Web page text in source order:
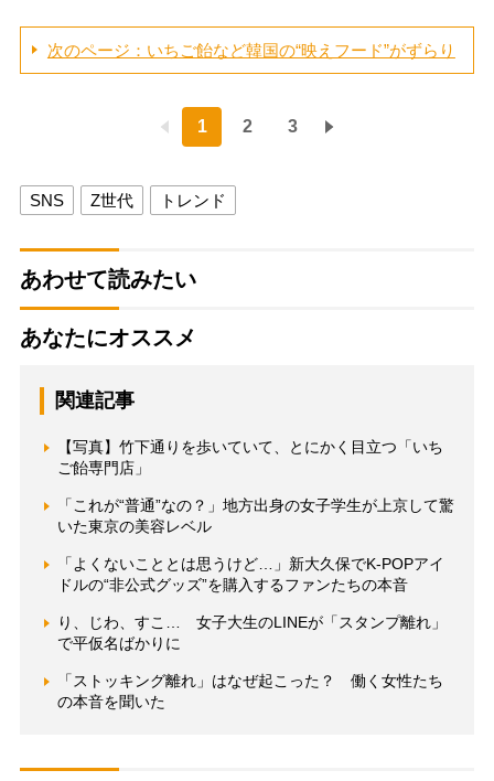
次のページ：いちご飴など韓国の“映えフード”がずらり
1 2 3
SNS Z世代 トレンド
あわせて読みたい
あなたにオススメ
関連記事
【写真】竹下通りを歩いていて、とにかく目立つ「いち
ご飴専門店」
「これが“普通”なの？」地方出身の女子学生が上京して驚
いた東京の美容レベル
「よくないこととは思うけど…」新大久保でK-POPアイ
ドルの“非公式グッズ”を購入するファンたちの本音
り、じわ、すこ… 女子大生のLINEが「スタンプ離れ」
で平仮名ばかりに
「ストッキング離れ」はなぜ起こった？ 働く女性たち
の本音を聞いた